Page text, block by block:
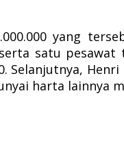
yang
satu pesawat
Selanjutnya,
harta lainnya